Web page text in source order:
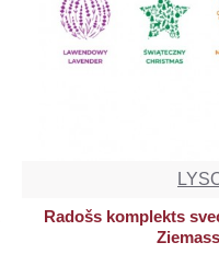
Radošs komplekts